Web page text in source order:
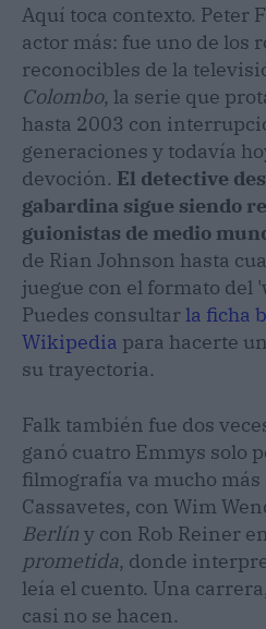
Aquí toca contexto. Peter
actor más: fue uno de los
reconocibles de la
Colombo, la serie que
hasta 2003 con
generaciones y todavía
devoción. El detective
gabardina sigue siendo
guionistas de medio
de Rian Johnson hasta
juegue con el formato
Puedes consultarla ficha
Wikipedia para hacerte
su trayectoria.
Falk también fue dos
ganó cuatro Emmys solo
filmografía va mucho
Cassavetes, con Wim
Berlín y con Rob Reiner
prometida, donde
leía el cuento. Una
casi no se hacen.